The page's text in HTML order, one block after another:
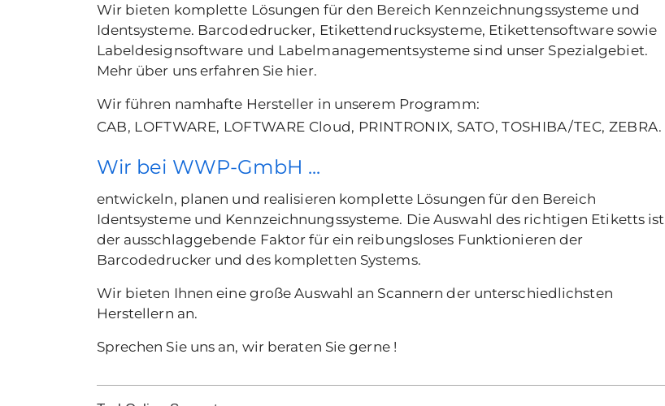
Wir bieten komplette Lösungen für den Bereich Kennzeichnungssysteme und
Identsysteme. Barcodedrucker, Etikettendrucksysteme, Etikettensoftware sowie
Labeldesignsoftware und Labelmanagementsysteme sind unser Spezialgebiet.
Mehr über uns erfahren Sie hier.
Wir führen namhafte Hersteller in unserem Programm:
CAB, LOFTWARE, LOFTWARE Cloud, PRINTRONIX, SATO, TOSHIBA/TEC, ZEBRA.
Wir bei WWP-GmbH ...
entwickeln, planen und realisieren komplette Lösungen für den Bereich
Identsysteme und Kennzeichnungssysteme. Die Auswahl des richtigen Etiketts ist
der ausschlaggebende Faktor für ein reibungsloses Funktionieren der
Barcodedrucker und des kompletten Systems.
Wir bieten Ihnen eine große Auswahl an Scannern der unterschiedlichsten
Herstellern an.
Sprechen Sie uns an, wir beraten Sie gerne !